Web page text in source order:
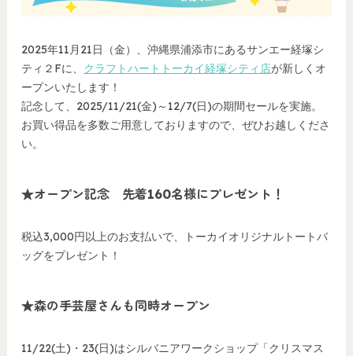
2025年11月21日（金）、沖縄県浦添市にあるサンエー経塚シ
ティ２Fに、 クラフトハートトーカイ経塚シティ店が新しくオ
ープンいたします！
記念して、2025/11/21(金)～12/7(日)の期間セールを実施。
お買い得品を多数ご用意しておりますので、ぜひお越しくださ
い。
★オープン記念 先着160名様にプレゼント！
税込3,000円以上のお支払いで、トーカイオリジナルトートバ
ッグをプレゼント！
★森の手芸屋さんも同時オープン
11/22(土)・23(日)はシルバニアワークショップ「クリスマス